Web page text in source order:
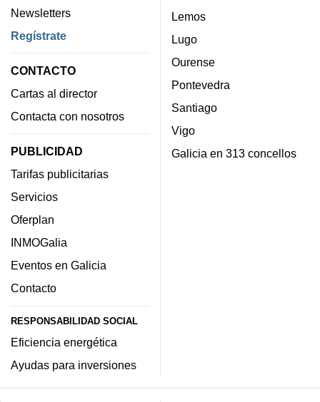
Newsletters
Regístrate
CONTACTO
Cartas al director
Contacta con nosotros
PUBLICIDAD
Tarifas publicitarias
Servicios
Oferplan
INMOGalia
Eventos en Galicia
Contacto
RESPONSABILIDAD SOCIAL
Eficiencia energética
Ayudas para inversiones
Lemos
Lugo
Ourense
Pontevedra
Santiago
Vigo
Galicia en 313 concellos